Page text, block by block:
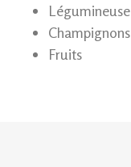
Légumineuse
Champignons
Fruits